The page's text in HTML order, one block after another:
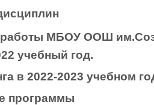
МБОУ ООШ
учебный год.
в 2022-2023 учебном
программы